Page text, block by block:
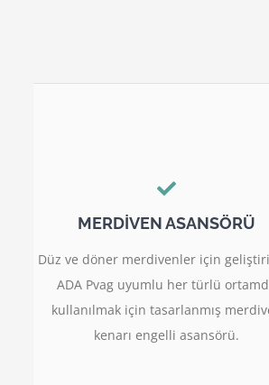
MERDİVEN ASANSÖRÜ
Düz ve döner merdivenler için
ADA Pvag uyumlu her türlü
kullanılmak için tasarlanmış
kenarı engelli asansörü.